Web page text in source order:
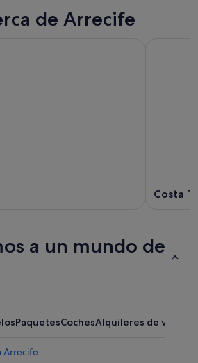
de Arrecife
Costa
a un mundo de
PaquetesCochesAlquileres de
Arrecife